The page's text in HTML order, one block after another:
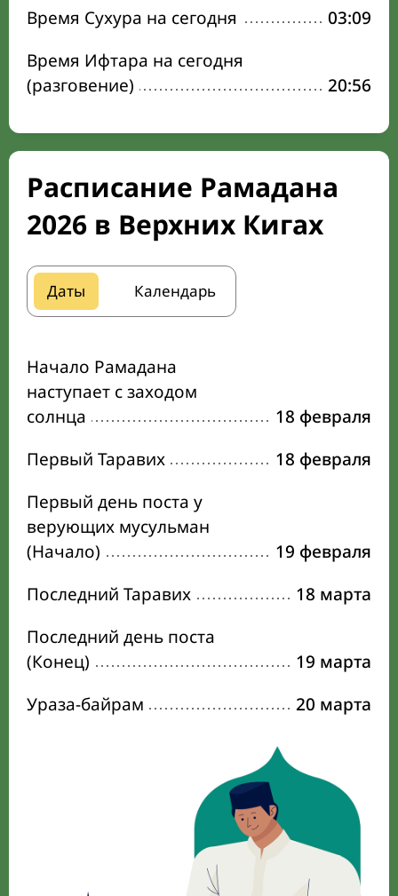
Время Сухура на сегодня
03:09
Время Ифтара на сегодня
(разговение)
20:56
Расписание Рамадана
2026 в Верхних Кигах
Даты Календарь
Начало Рамадана
наступает с заходом
солнца
18 февраля
Первый Таравих
18 февраля
Первый день поста у
верующих мусульман
(Начало)
19 февраля
Последний Таравих
18 марта
Последний день поста
(Конец)
19 марта
Ураза-байрам
20 марта